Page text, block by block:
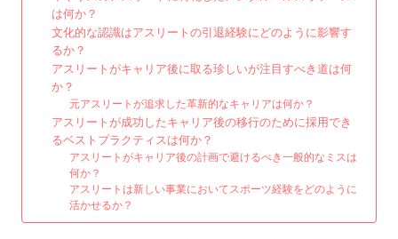
は何か？
文化的な認識はアスリートの引退経験にどのように影響す
るか？
アスリートがキャリア後に取る珍しいが注目すべき道は何
か？
元アスリートが追求した革新的なキャリアは何か？
アスリートが成功したキャリア後の移行のために採用でき
るベストプラクティスは何か？
アスリートがキャリア後の計画で避けるべき一般的なミスは
何か？
アスリートは新しい事業においてスポーツ経験をどのように
活かせるか？